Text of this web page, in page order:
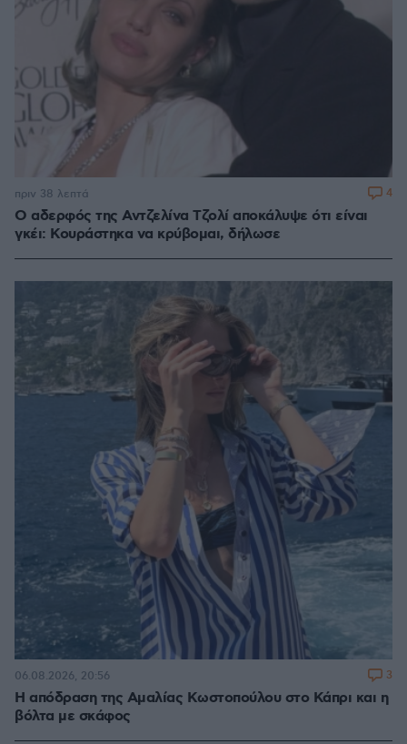
Ο αδερφός της Αντζελίνα Τζολί αποκάλυψε ότι είναι
γκέι: Κουράστηκα να κρύβομαι, δήλωσε
πριν 38 λεπτά 4
Η απόδραση της Αμαλίας Κωστοπούλου στο Κάπρι και η
βόλτα με σκάφος
06.08.2026, 20:56 3